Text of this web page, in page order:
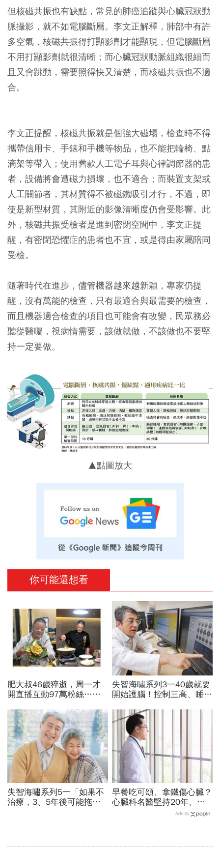
但核磁共振也有缺點，常見的肺癌追蹤與心臟冠狀動
脈攝影，就不如電腦斷層。李文正解釋，肺部中有許
多空氣，核磁共振得打顯影劑才能顯現，但電腦斷層
不用打顯影劑就很清晰；而心臟冠狀動脈組織很細而
且又會跳動，需要照得快又清楚，而核磁共振也不適
合。
李文正提醒，核磁共振就是個強大磁場，檢查時不得
攜帶信用卡、手錶和手機等物品，也不能把輪椅、點
滴架等帶入；使用舊款人工電子耳與心律調節器的患
者，設備將會遭磁力損壞，也不適合；而裝置支架或
人工關節者，其材質得不被磁鐵吸引才行，不過，即
使是新型材質，其附近的影像清晰度仍會受影響。此
外，核磁共振受檢者是進到密閉空間中，李文正提
醒，有密閉恐懼症的患者也不宜，或是得由家屬陪同
受檢。
隨著時代在進步，儘管機器越來越新穎，專家仍提
醒，沒有萬能的檢查，只有最適合與最需要的檢查，
而且機器適合檢查的項目也可能會有改變，民眾務必
聽從醫囑，視病情需要，該做就做，不該做也不要堅
持一定要做。
▲點圖放大
你可能還想看
肥大叔46歲猝逝，周一才
開直播互動97萬粉絲…常
爆瘦有關？體重異常減輕9
警訊
失智海嘯系列3一40歲就要
開始護腦！控制三高、睡眠
天算起
失智海嘯系列5一「如果不
治療，3、5年後可能拖垮
早餐吃可頌、拿鐵傷心臟？
心臟科名醫堅持20年、早
上9點前不做「5件事」：
Ads by